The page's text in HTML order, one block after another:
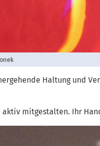
Haltung
mitgestalten. Ihr